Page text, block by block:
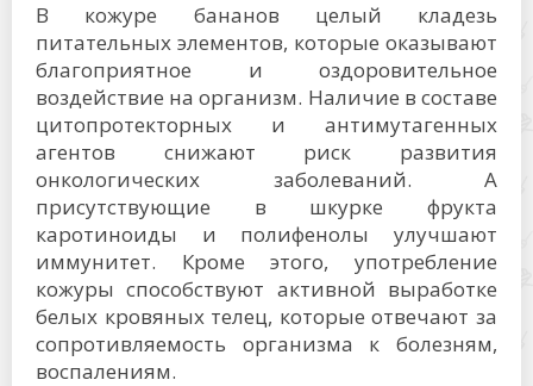
В кожуре бананов целый кладезь
питательных элементов, которые оказывают
благоприятное и оздоровительное
воздействие на организм. Наличие в составе
цитопротекторных и антимутагенных
агентов снижают риск развития
онкологических заболеваний. А
присутствующие в шкурке фрукта
каротиноиды и полифенолы улучшают
иммунитет. Кроме этого, употребление
кожуры способствуют активной выработке
белых кровяных телец, которые отвечают за
сопротивляемость организма к болезням,
воспалениям.